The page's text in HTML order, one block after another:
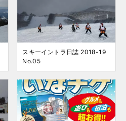
スキーイントラ日誌 2018-19
No.05